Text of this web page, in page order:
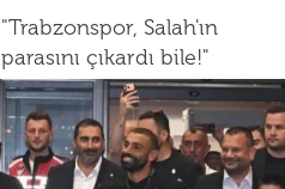
"Trabzonspor, Salah'ın
parasını çıkardı bile!"